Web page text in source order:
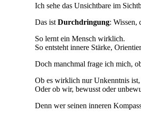
Ich sehe das Unsichtbare im
Das ist Durchdringung: Wissen,
So lernt ein Mensch wirklich.
So entsteht innere Stärke,
Doch manchmal frage ich mich,
Ob es wirklich nur Unkenntnis
Oder ob wir, bewusst oder
Denn wer seinen inneren